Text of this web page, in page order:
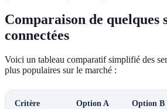
Comparaison de quelques
connectées
Voici un tableau comparatif simplifié des
plus populaires sur le marché :
Critère Option A Option B